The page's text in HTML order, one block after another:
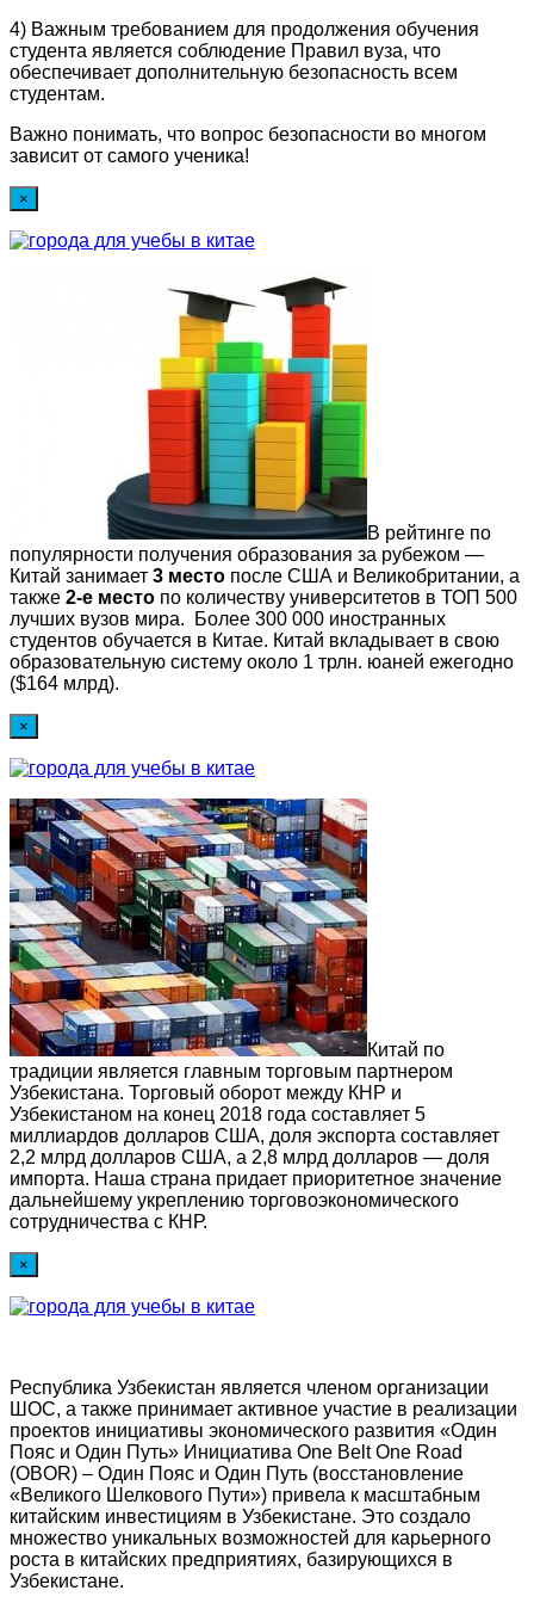
4) Важным требованием для продолжения обучения
студента является соблюдение Правил вуза, что
обеспечивает дополнительную безопасность всем
студентам.
Важно понимать, что вопрос безопасности во многом
зависит от самого ученика!
×
В рейтинге по
популярности получения образования за рубежом —
Китай занимает 3 место после США и Великобритании, а
также 2-е место по количеству университетов в ТОП 500
лучших вузов мира. Более 300 000 иностранных
студентов обучается в Китае. Китай вкладывает в свою
образовательную систему около 1 трлн. юаней ежегодно
($164 млрд).
×
Китай по
традиции является главным торговым партнером
Узбекистана. Торговый оборот между КНР и
Узбекистаном на конец 2018 года составляет 5
миллиардов долларов США, доля экспорта составляет
2,2 млрд долларов США, а 2,8 млрд долларов — доля
импорта. Наша страна придает приоритетное значение
дальнейшему укреплению торговоэкономического
сотрудничества с КНР.
×
Республика Узбекистан является членом организации
ШОС, а также принимает активное участие в реализации
проектов инициативы экономического развития «Один
Пояс и Один Путь» Инициатива One Belt One Road
(OBOR) – Один Пояс и Один Путь (восстановление
«Великого Шелкового Пути») привела к масштабным
китайским инвестициям в Узбекистане. Это создало
множество уникальных возможностей для карьерного
роста в китайских предприятиях, базирующихся в
Узбекистане.